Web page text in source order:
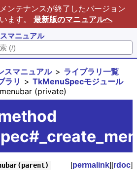
ンテナンスが終了したバージョン
ます。 最新版のマニュアルへ
マニュアル
スマニュアル
ライブラリ一覧
ラリ
TkMenuSpecモジュール
(private)
[permalink][rdoc]